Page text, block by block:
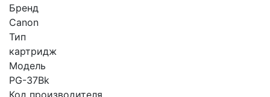
Бренд
Canon
Тип
картридж
Модель
PG-37Bk
Код производителя